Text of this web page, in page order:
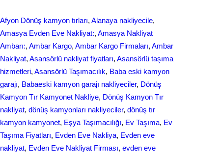
o
o
k
e
d
I
n
r
e
Afyon Dönüş kamyon tırları, Alanaya nakliyecile
Amasya Evden Eve Nakliyat:, Amasya Nakliyat
Ambarı:, Ambar Kargo, Ambar Kargo Firmaları, Ambar
Nakliyat, Asansörlü nakliyat fiyatları, Asansörlü taşıma
hizmetleri, Asansörlü Taşımacılık, Baba eski kamyon
garajı, Babaeski kamyon garajı nakliyeciler, Dönüş
Kamyon Tır Kamyonet Nakliye, Dönüş Kamyon Tır
nakliyat, dönüş kamyonları nakliyeciler, dönüş tır
kamyon kamyonet, Eşya Taşımacılığı, Ev Taşıma, Ev
Taşıma Fiyatları, Evden Eve Nakliya, Evden eve
nakliyat, Evden Eve Nakliyat Firması, evden eve